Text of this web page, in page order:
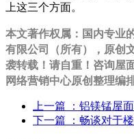
上这三个方面。
本文著作权属：国内专业
有限公司（所有），原创
袭转载！请自重！咨询屋
网络营销中心原创整理编
上一篇
：铝镁锰屋
下一篇
：畅谈对于